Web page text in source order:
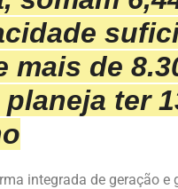
mais de
ter
integrada de geração e